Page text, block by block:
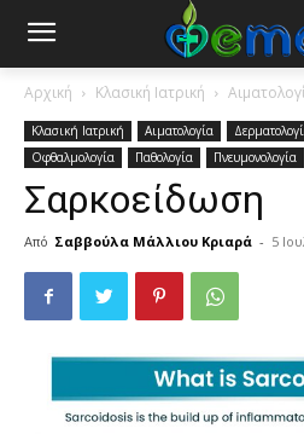
Αρχική Κλασική Ιατρική
Κλασική Ιατρική Αιματολογία
Οφθαλμολογία
Παθολογία Πνευμονολογία
Σαρκοείδωση
Από Σαββούλα Μάλλιου Κριαρά - 5